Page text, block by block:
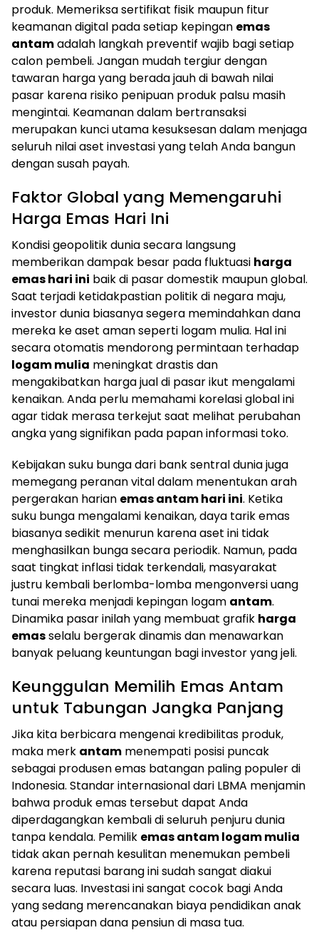
produk. Memeriksa sertifikat fisik maupun fitur
keamanan digital pada setiap kepingan emas
antamadalah langkah preventif wajib bagi setiap
calon pembeli. Jangan mudah tergiur dengan
tawaran harga yang berada jauh di bawah nilai
pasar karena risiko penipuan produk palsu masih
mengintai. Keamanan dalam bertransaksi
merupakan kunci utama kesuksesan dalam menjaga
seluruh nilai aset investasi yang telah Anda bangun
dengan susah payah.
Faktor Global yang Memengaruhi
Harga Emas Hari Ini
Kondisi geopolitik dunia secara langsung
memberikan dampak besar pada fluktuasi harga
emas hari ini baik di pasar domestik maupun global.
Saat terjadi ketidakpastian politik di negara maju,
investor dunia biasanya segera memindahkan dana
mereka ke aset aman seperti logam mulia. Hal ini
secara otomatis mendorong permintaan terhadap
logam mulia meningkat drastis dan
mengakibatkan harga jual di pasar ikut mengalami
kenaikan. Anda perlu memahami korelasi global ini
agar tidak merasa terkejut saat melihat perubahan
angka yang signifikan pada papan informasi toko.
Kebijakan suku bunga dari bank sentral dunia juga
memegang peranan vital dalam menentukan arah
pergerakan harian emas antam hari ini. Ketika
suku bunga mengalami kenaikan, daya tarik emas
biasanya sedikit menurun karena aset ini tidak
menghasilkan bunga secara periodik. Namun, pada
saat tingkat inflasi tidak terkendali, masyarakat
justru kembali berlomba-lomba mengonversi uang
tunai mereka menjadi kepingan logam antam.
Dinamika pasar inilah yang membuat grafik harga
emasselalu bergerak dinamis dan menawarkan
banyak peluang keuntungan bagi investor yang jeli.
Keunggulan Memilih Emas Antam
untuk Tabungan Jangka Panjang
Jika kita berbicara mengenai kredibilitas produk,
maka merk antam menempati posisi puncak
sebagai produsen emas batangan paling populer di
Indonesia. Standar internasional dari LBMA menjamin
bahwa produk emas tersebut dapat Anda
diperdagangkan kembali di seluruh penjuru dunia
tanpa kendala. Pemilik emas antam logam mulia
tidak akan pernah kesulitan menemukan pembeli
karena reputasi barang ini sudah sangat diakui
secara luas. Investasi ini sangat cocok bagi Anda
yang sedang merencanakan biaya pendidikan anak
atau persiapan dana pensiun di masa tua.